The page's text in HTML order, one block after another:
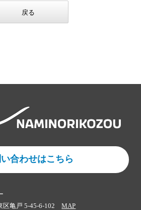
戻る
合わせはこちら
区亀戸 5-45-6-102MAP